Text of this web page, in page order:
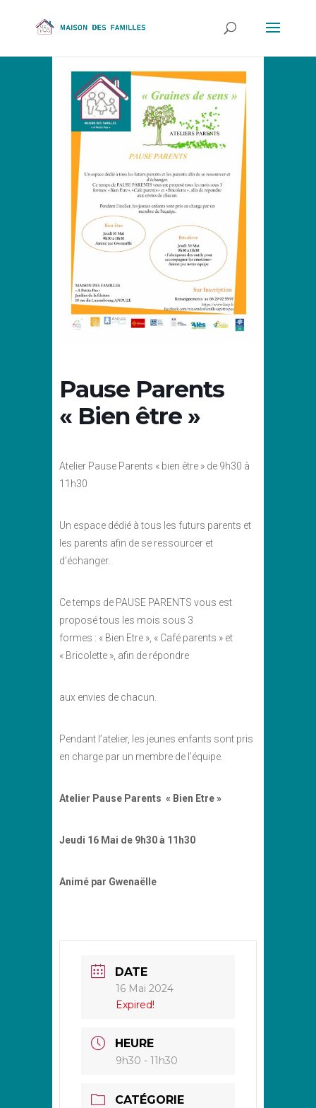
Pause Parents
« Bien être »
Atelier Pause Parents « bien être » de 9h30 à
11h30
Un espace dédié à tous les futurs parents et
les parents afin de se ressourcer et
d’échanger.
Ce temps de PAUSE PARENTS vous est
proposé tous les mois sous 3
formes : « Bien Etre », « Café parents » et
« Bricolette », afin de répondre
aux envies de chacun.
Pendant l’atelier, les jeunes enfants sont pris
en charge par un membre de l’équipe.
Atelier Pause Parents « Bien Etre »
Jeudi 16 Mai de 9h30 à 11h30
Animé par Gwenaëlle
DATE
16 Mai 2024
Expired!
HEURE
9h30 - 11h30
CATÉGORIE